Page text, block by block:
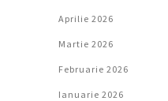
Aprilie 2026
Martie 2026
Februarie 2026
Ianuarie 2026